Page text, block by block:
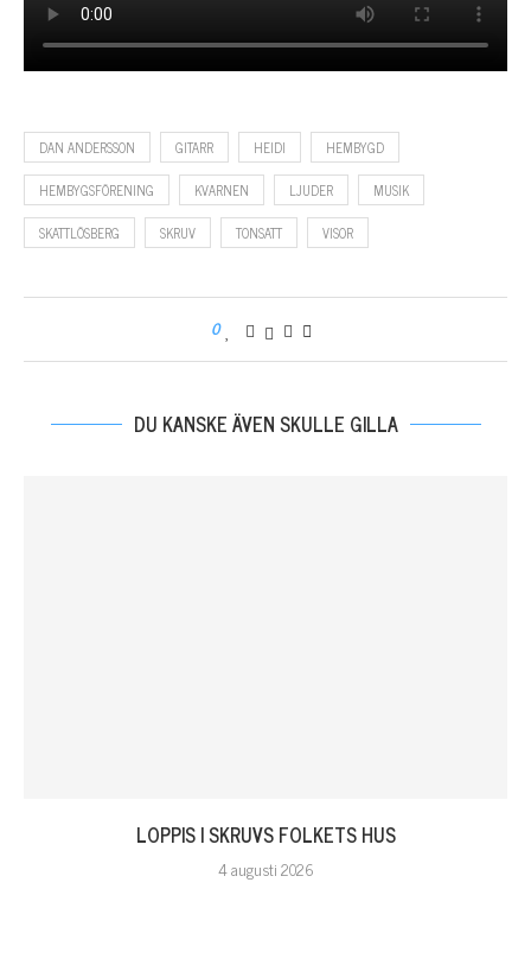
DAN ANDERSSON GITARR HEIDI
HEMBYGD
HEMBYGSFÖRENING
KVARNEN LJUDER
MUSIK
SKATTLÖSBERG
SKRUV TONSATT VISOR
0
DU KANSKE ÄVEN SKULLE GILLA
LOPPIS I SKRUVS FOLKETS HUS
4 augusti 2026